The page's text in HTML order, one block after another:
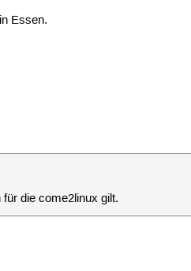
Essen.
die come2linux gilt.